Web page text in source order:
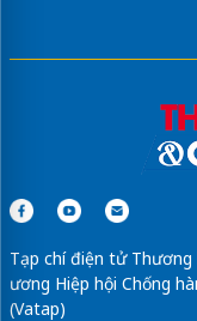
Tạp chí điện tử Thương
ương Hiệp hội Chống
(Vatap)